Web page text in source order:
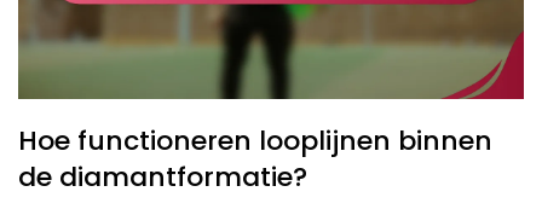
Hoe functioneren looplijnen binnen
de diamantformatie?